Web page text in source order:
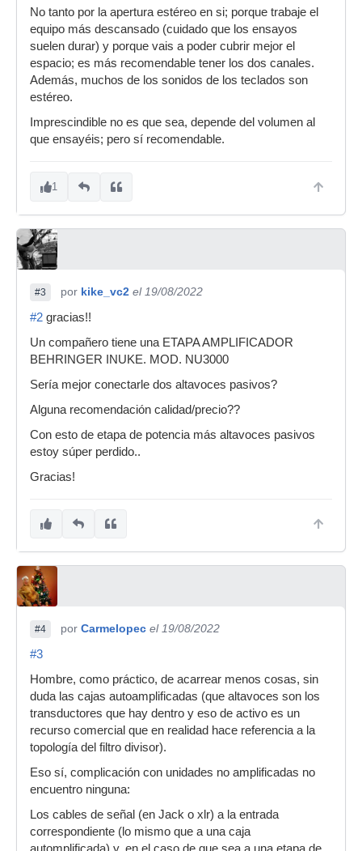
No tanto por la apertura estéreo en si; porque trabaje el
equipo más descansado (cuidado que los ensayos
suelen durar) y porque vais a poder cubrir mejor el
espacio; es más recomendable tener los dos canales.
Además, muchos de los sonidos de los teclados son
estéreo.
Imprescindible no es que sea, depende del volumen al
que ensayéis; pero sí recomendable.
1
#3 por kike_vc2 el 19/08/2022
#2 gracias!!
Un compañero tiene una ETAPA AMPLIFICADOR
BEHRINGER INUKE. MOD. NU3000
Sería mejor conectarle dos altavoces pasivos?
Alguna recomendación calidad/precio??
Con esto de etapa de potencia más altavoces pasivos
estoy súper perdido..
Gracias!
#4 por Carmelopec el 19/08/2022
#3
Hombre, como práctico, de acarrear menos cosas, sin
duda las cajas autoamplificadas (que altavoces son los
transductores que hay dentro y eso de activo es un
recurso comercial que en realidad hace referencia a la
topología del filtro divisor).
Eso sí, complicación con unidades no amplificadas no
encuentro ninguna:
Los cables de señal (en Jack o xlr) a la entrada
correspondiente (lo mismo que a una caja